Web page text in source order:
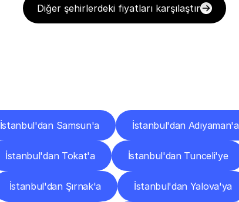
Diğer şehirlerdeki fiyatları karşılaştır
İstanbul'dan Samsun'a İstanbul'dan Adıyaman'a
İstanbul'dan Tokat'a İstanbul'dan Tunceli'ye
İstanbul'dan Şırnak'a İstanbul'dan Yalova'ya